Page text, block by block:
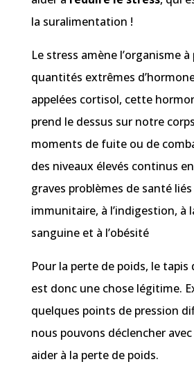
la suralimentation !
Le stress amène l’organisme
quantités extrêmes
appelées cortisol, cette
prend le dessus sur notre
moments de fuite ou de
des niveaux élevés continus
graves problèmes de santé
immunitaire, à l’indigestion, à
sanguine et à l’obésité
Pour la perte de poids, le tapis
est donc une chose légitime.
quelques points de pression
nous pouvons déclencher
aider à la perte de poids.